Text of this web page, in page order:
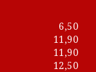
6,50
11,90
11,90
12,50